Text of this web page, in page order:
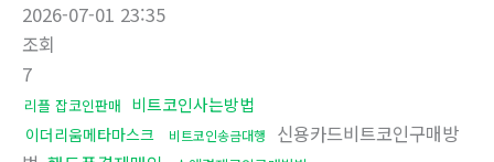
2026-07-01 23:35
조회
7
리플 잡코인판매 비트코인사는방법
이더리움메타마스크 비트코인송금대행
신용카드비트코인구매방